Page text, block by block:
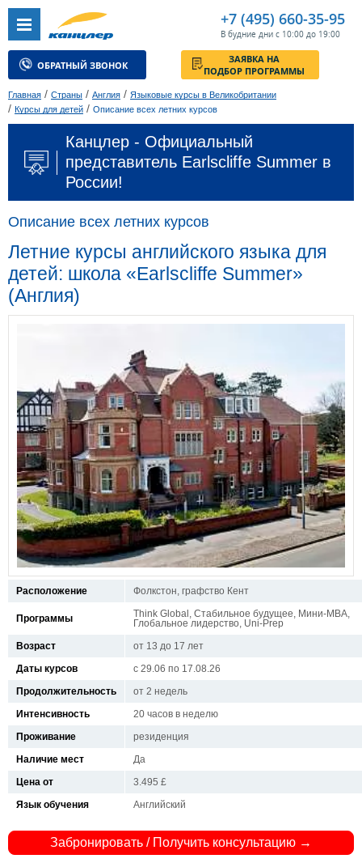
+7 (495) 660-35-95
В будние дни с 10:00 до 19:00
ОБРАТНЫЙ ЗВОНОК
ЗАЯВКА НА
ПОДБОР ПРОГРАММЫ
Главная / Страны / Англия / Языковые курсы в Великобритании
/ Курсы для детей / Описание всех летних курсов
Канцлер - Официальный
представитель Earlscliffe Summer в
России!
Описание всех летних курсов
Летние курсы английского языка для
детей: школа «Earlscliffe Summer»
(Англия)
Расположение Фолкстон, графство Кент
Программы
Think Global, Стабильное будущее, Мини-MBA,
Глобальное лидерство, Uni-Prep
Возраст
от 13 до 17 лет
Даты курсов
с 29.06 по 17.08.26
Продолжительность
от 2 недель
Интенсивность
20 часов в неделю
Проживание
резиденция
Наличие мест
Да
Цена от
3.495 £
Язык обучения
Английский
Забронировать / Получить консультацию →